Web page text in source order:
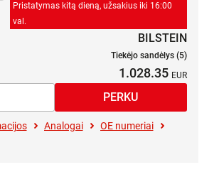
Pristatymas kitą dieną, užsakius iki 16:00
val.
BILSTEIN
Tiekėjo sandėlys (5)
1.028.35
Analogai
OE numeriai